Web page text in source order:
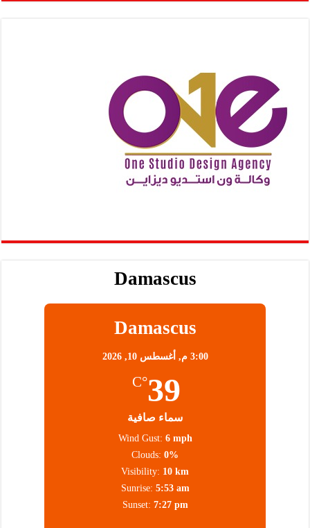
Damascus
Damascus
3:00 م, أغسطس 10, 2026
39
°C
سماء صافية
Wind Gust: 6 mph
Clouds: 0%
Visibility: 10 km
Sunrise: 5:53 am
Sunset: 7:27 pm